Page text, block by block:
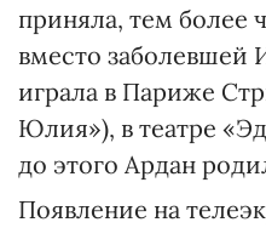
приняла, тем более
вместо заболевшей
играла в Париже
Юлия»), в театре
до этого Ардан
Появление на